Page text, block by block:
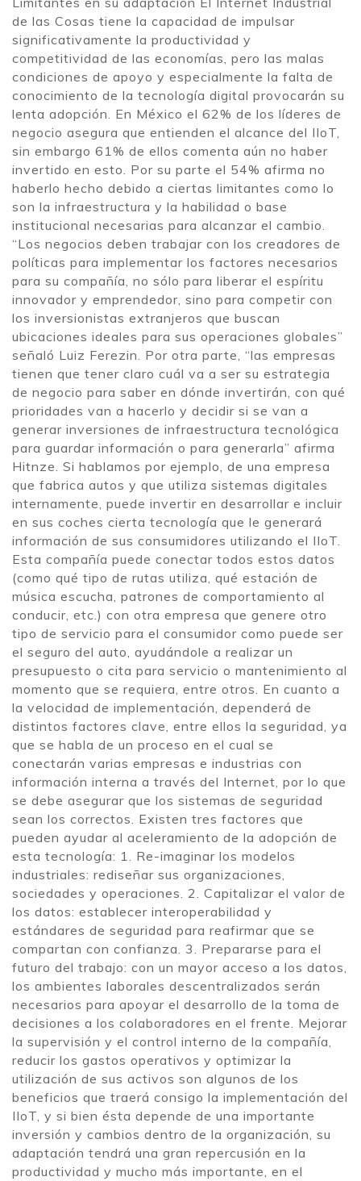
de las Cosas tiene la capacidad de impulsar
significativamente la productividad y
competitividad de las economías, pero las malas
condiciones de apoyo y especialmente la falta de
conocimiento de la tecnología digital provocarán su
lenta adopción. En México el 62% de los líderes de
negocio asegura que entienden el alcance del IIoT,
sin embargo 61% de ellos comenta aún no haber
invertido en esto. Por su parte el 54% afirma no
haberlo hecho debido a ciertas limitantes como lo
son la infraestructura y la habilidad o base
institucional necesarias para alcanzar el cambio.
“Los negocios deben trabajar con los creadores de
políticas para implementar los factores necesarios
para su compañía, no sólo para liberar el espíritu
innovador y emprendedor, sino para competir con
los inversionistas extranjeros que buscan
ubicaciones ideales para sus operaciones globales”
señaló Luiz Ferezin. Por otra parte, “las empresas
tienen que tener claro cuál va a ser su estrategia
de negocio para saber en dónde invertirán, con qué
prioridades van a hacerlo y decidir si se van a
generar inversiones de infraestructura tecnológica
para guardar información o para generarla” afirma
Hitnze. Si hablamos por ejemplo, de una empresa
que fabrica autos y que utiliza sistemas digitales
internamente, puede invertir en desarrollar e incluir
en sus coches cierta tecnología que le generará
información de sus consumidores utilizando el IIoT.
Esta compañía puede conectar todos estos datos
(como qué tipo de rutas utiliza, qué estación de
música escucha, patrones de comportamiento al
conducir, etc.) con otra empresa que genere otro
tipo de servicio para el consumidor como puede ser
el seguro del auto, ayudándole a realizar un
presupuesto o cita para servicio o mantenimiento al
momento que se requiera, entre otros. En cuanto a
la velocidad de implementación, dependerá de
distintos factores clave, entre ellos la seguridad, ya
que se habla de un proceso en el cual se
conectarán varias empresas e industrias con
información interna a través del Internet, por lo que
se debe asegurar que los sistemas de seguridad
sean los correctos. Existen tres factores que
pueden ayudar al aceleramiento de la adopción de
esta tecnología: 1. Re-imaginar los modelos
industriales: rediseñar sus organizaciones,
sociedades y operaciones. 2. Capitalizar el valor de
los datos: establecer interoperabilidad y
estándares de seguridad para reafirmar que se
compartan con confianza. 3. Prepararse para el
futuro del trabajo: con un mayor acceso a los datos,
los ambientes laborales descentralizados serán
necesarios para apoyar el desarrollo de la toma de
decisiones a los colaboradores en el frente. Mejorar
la supervisión y el control interno de la compañía,
reducir los gastos operativos y optimizar la
utilización de sus activos son algunos de los
beneficios que traerá consigo la implementación del
IIoT, y si bien ésta depende de una importante
inversión y cambios dentro de la organización, su
adaptación tendrá una gran repercusión en la
productividad y mucho más importante, en el